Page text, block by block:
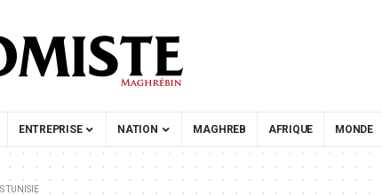
ENTREPRISE NATION MAGHREB AFRIQUE MONDE
TUNISIE